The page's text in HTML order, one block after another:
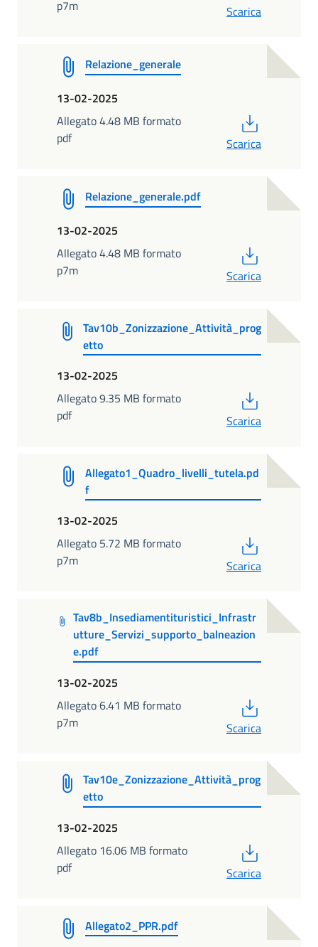
p7m Scarica
Relazione_generale
13-02-2025
Allegato 4.48 MB formato
pdf
Scarica
Relazione_generale.pdf
13-02-2025
Allegato 4.48 MB formato
p7m
Scarica
Tav10b_Zonizzazione_Attività_prog
etto
13-02-2025
Allegato 9.35 MB formato
pdf
Scarica
Allegato1_Quadro_livelli_tutela.pd
f
13-02-2025
Allegato 5.72 MB formato
p7m
Scarica
Tav8b_Insediamentituristici_Infrastr
utture_Servizi_supporto_balneazion
e.pdf
13-02-2025
Allegato 6.41 MB formato
p7m
Scarica
Tav10e_Zonizzazione_Attività_prog
etto
13-02-2025
Allegato 16.06 MB formato
pdf
Scarica
Allegato2_PPR.pdf